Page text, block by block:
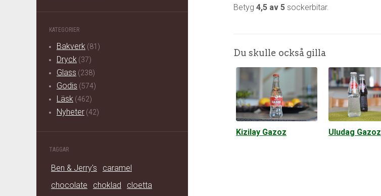
KATEGORIER
Bakverk (81)
Dryck (37)
Glass (238)
Godis (574)
Läsk (462)
Nyheter (42)
TAGGAR
Ben & Jerry's
caramel
chocolate
choklad
cloetta
Betyg 4,5 av 5 sockerbitar.
Du skulle också gilla
Kizilay Gazoz Uludag Gazoz